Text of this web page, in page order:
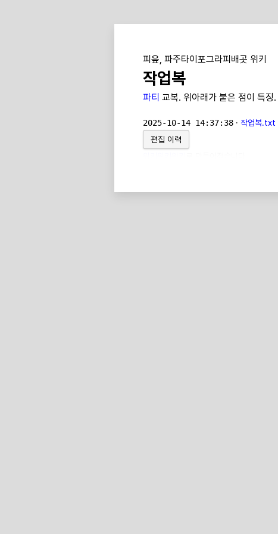
피읖, 파주타이포그라피배곳 위키
작업복
파티 교복. 위아래가 붙은 점이 특징.
2025-10-14 14:37:38 · 작업복.txt
편집 이력